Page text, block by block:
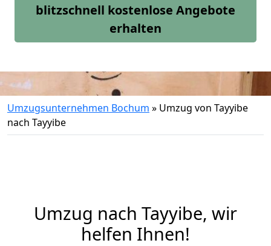
blitzschnell kostenlose Angebote
erhalten
Umzugsunternehmen Bochum » Umzug von Tayyibe
nach Tayyibe
Umzug nach Tayyibe, wir
helfen Ihnen!